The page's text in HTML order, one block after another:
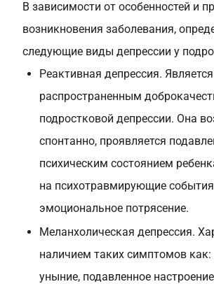
В зависимости от особенностей и
возникновения заболевания,
следующие виды депрессии у
Реактивная депрессия.
распространенным
подростковой депрессии. Она
спонтанно, проявляется
психическим состоянием
на психотравмирующие
эмоциональное потрясение.
Меланхолическая депрессия.
наличием таких симптомов как:
уныние, подавленное